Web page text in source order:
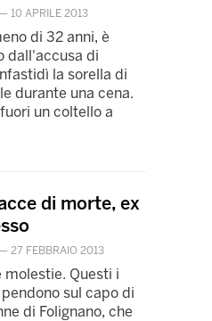
— 10 APRILE 2013
di 32 anni, è
dall'accusa di
la sorella di
durante una cena.
un coltello a
di morte, ex
— 27 FEBBRAIO 2013
molestie. Questi i
sul capo di
di Folignano, che